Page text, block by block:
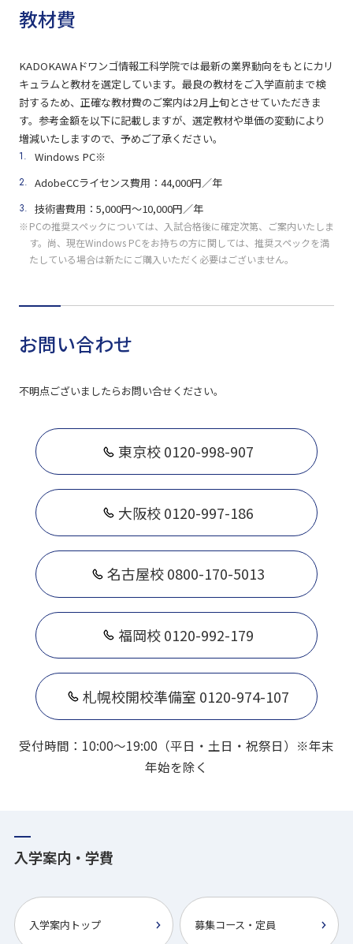
教材費
KADOKAWAドワンゴ情報工科学院では最新の業界動向をもとにカリ
キュラムと教材を選定しています。最良の教材をご入学直前まで検
討するため、正確な教材費のご案内は2月上旬とさせていただきま
す。参考金額を以下に記載しますが、選定教材や単価の変動により
増減いたしますので、予めご了承ください。
Windows PC※
AdobeCCライセンス費用：44,000円／年
技術書費用：5,000円〜10,000円／年
PCの推奨スペックについては、入試合格後に確定次第、ご案内いたしま
す。尚、現在Windows PCをお持ちの方に関しては、推奨スペックを満
たしている場合は新たにご購入いただく必要はございません。
お問い合わせ
不明点ございましたらお問い合せください。
東京校 0120-998-907
大阪校 0120-997-186
名古屋校 0800-170-5013
福岡校 0120-992-179
札幌校開校準備室 0120-974-107
受付時間：10:00～19:00（平日・土日・祝祭日）※年末
年始を除く
入学案内・学費
入学案内トップ 募集コース・定員